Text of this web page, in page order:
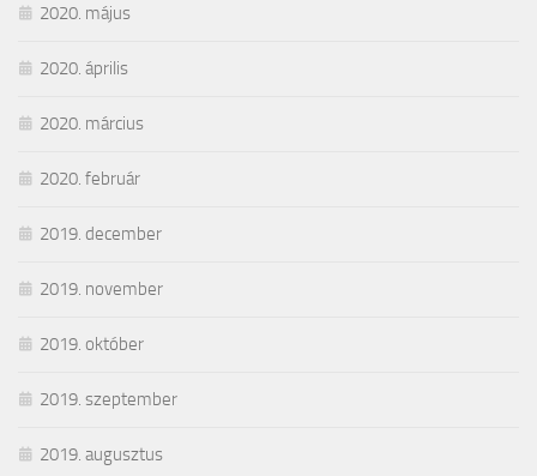
2020. május
2020. április
2020. március
2020. február
2019. december
2019. november
2019. október
2019. szeptember
2019. augusztus